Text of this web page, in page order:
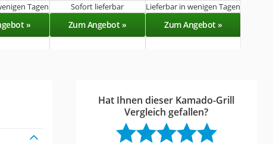
Tagen Sofort lieferbar Lieferbar in wenigen Tagen
» Zum Angebot » Zum Angebot »
Hat Ihnen dieser Kamado-Grill
Vergleich gefallen?